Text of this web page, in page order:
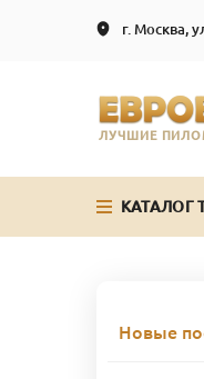
г. Москва,
ЛУЧШИЕ
КАТАЛОГ
Новые